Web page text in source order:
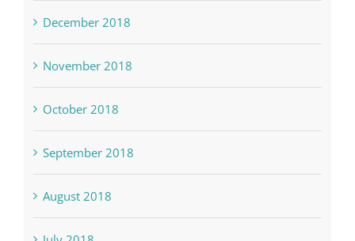
December 2018
November 2018
October 2018
September 2018
August 2018